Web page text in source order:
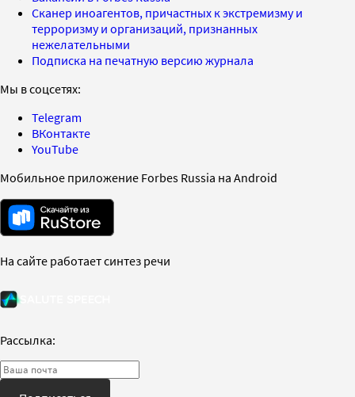
Сканер иноагентов, причастных к экстремизму и
терроризму и организаций, признанных
нежелательными
Подписка на печатную версию журнала
Мы в соцсетях:
Telegram
ВКонтакте
YouTube
Мобильное приложение Forbes Russia на Android
На сайте работает синтез речи
Рассылка: